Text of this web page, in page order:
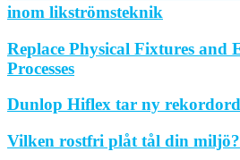
inom likströmsteknik
Replace Physical Fixtures and
Processes
Dunlop Hiflex tar ny
Vilken rostfri plåt tål din miljö?